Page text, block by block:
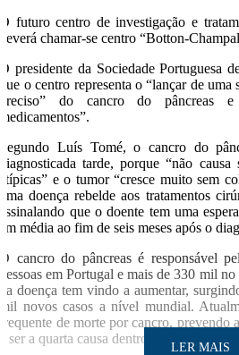
O futuro centro de investigação e
deverá chamar-se centro “Botton-
O presidente da Sociedade Portuguesa
que o centro representa o “lançar de uma
preciso” do cancro do pâncreas
medicamentos”.
Segundo Luís Tomé, o cancro do
diagnosticada tarde, porque “não causa
atípicas” e o tumor “cresce muito sem
uma doença rebelde aos tratamentos
assinalando que o doente tem uma
em média ao fim de seis meses após o
O cancro do pâncreas é responsável
pessoas em Portugal e mais de 330 mil
da doença tem vindo a aumentar,
mil novos casos a nível mundial.
frequente de morte por cancro, prevendo
a ser a quarta causa dentro de cerca de
LER MAIS